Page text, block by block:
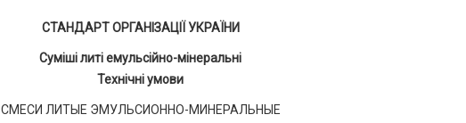
СТАНДАРТ ОРГАНІЗАЦІЇ УКРАЇНИ
Суміші литі емульсійно-мінеральні
Технічні умови
СМЕСИ ЛИТЫЕ ЭМУЛЬСИОННО-МИНЕРАЛЬНЫЕ